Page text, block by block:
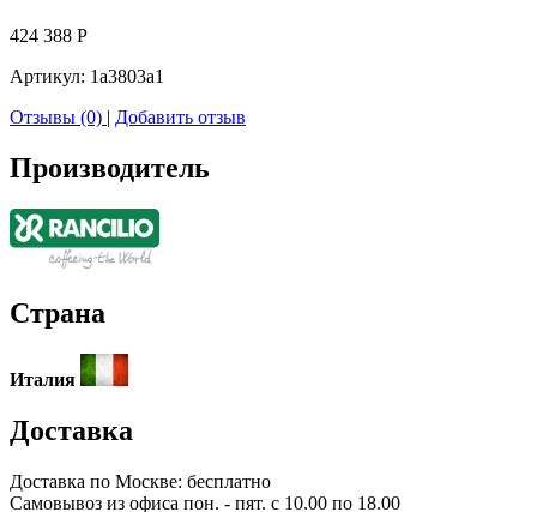
424 388 Р
Артикул: 1a3803a1
Отзывы (0) | Добавить отзыв
Производитель
Страна
Италия
Доставка
Доставка по Москве: бесплатно
Самовывоз из офиса пон. - пят. с 10.00 по 18.00